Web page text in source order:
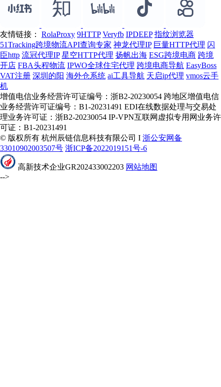
友情链接： RolaProxy 9HTTP Veryfb IPDEEP 指纹浏览器
51Tracking跨境物流API查询专家 神龙代理IP 巨量HTTP代理 闪
臣http 流冠代理IP 星空HTTP代理 扬帆出海 ESG跨境电商 跨境
开店 FBA头程物流 IPWO全球住宅代理 跨境电商导航 EasyBoss
VAT注册 深圳的阳 海外仓系统 ai工具导航 天启ip代理 vmos云手
机
增值电信业务经营许可证编号：浙B2-20230054 跨地区增值电信
业务经营许可证编号：B1-20231491 EDI在线数据处理与交易处
理业务许可证：浙B2-20230054 IP-VPN互联网虚拟专用网业务许
可证：B1-20231491
© 版权所有 杭州辰链信息科技有限公司 I 浙公安网备
33010902003507号 浙ICP备2022019151号-6
高新技术企业GR202433002203 网站地图
-->